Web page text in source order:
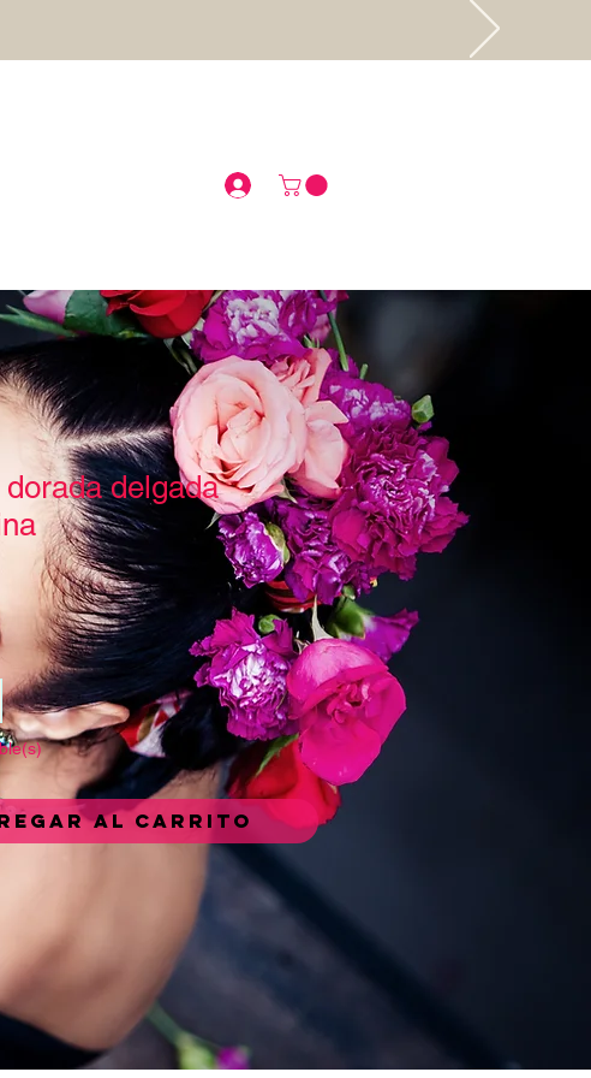
.
delgada
al carrito